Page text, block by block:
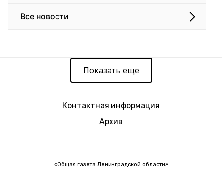
Все новости
Показать еще
Контактная информация
Архив
«Общая газета Ленинградской области»